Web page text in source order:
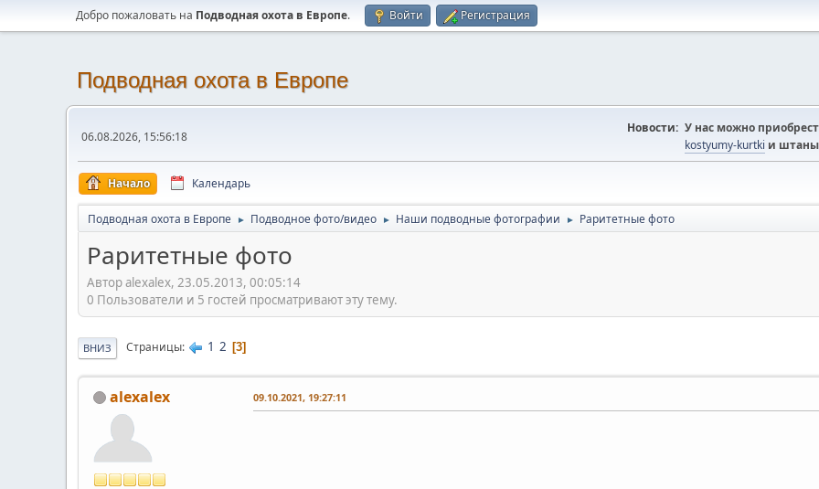
Добро пожаловать на Подводная охота в Европе. Войти Регистрация
Подводная охота в Европе
06.08.2026, 15:56:18
Новости: У нас можно
kostyumy-kurtki и
Начало Календарь
Подводная охота в Европе ► Подводное фото/видео ► Наши подводные фотографии ► Раритетные фото
Раритетные фото
Автор alexalex, 23.05.2013, 00:05:14
0 Пользователи и 5 гостей просматривают эту тему.
ВНИЗ Страницы 1 2 3
alexalex 09.10.2021, 19:27:11